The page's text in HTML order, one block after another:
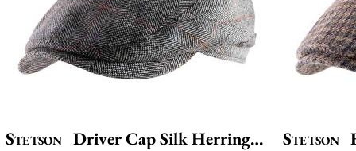
Stetson Driver Cap Silk Herringbone Stetson